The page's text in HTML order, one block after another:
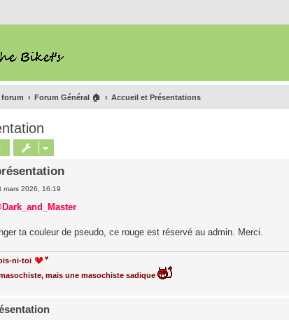
Forum Général 🏠 Accueil et Présentations
mars 2026, 16:19
ta couleur de pseudo, ce rouge est réservé au admin. Merci.
ni-toi
mais une masochiste sadique